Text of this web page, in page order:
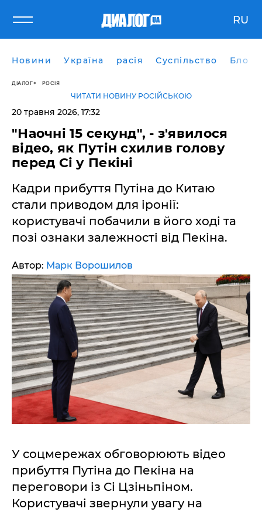
RU
Новини Україна расія Суспільство Блоги
ДІАЛОГ РОСІЯ
ЧИТАТИ НОВИНУ РОСІЙСЬКОЮ
20 травня 2026, 17:32
​"Наочні 15 секунд", - з'явилося
відео, як Путін схилив голову
перед Сі у Пекіні
Кадри прибуття Путіна до Китаю
стали приводом для іронії:
користувачі побачили в його ході та
позі ознаки залежності від Пекіна.
Автор: Марк Ворошилов
У соцмережах обговорюють відео
прибуття Путіна до Пекіна на
переговори із Сі Цзіньпіном.
Користувачі звернули увагу на